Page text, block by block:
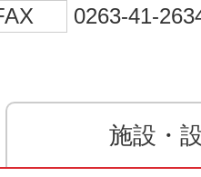
0263-41-
施設・